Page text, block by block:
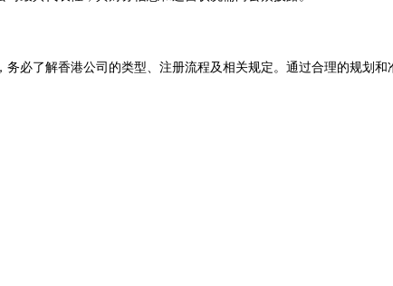
必了解香港公司的类型、注册流程及相关规定。通过合理的规划